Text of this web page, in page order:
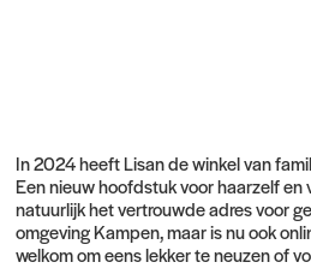
In 2024 heeft Lisan de winkel van
Een nieuw hoofdstuk voor haarzelf en
natuurlijk het vertrouwde adres voor
omgeving Kampen, maar is nu ook
welkom om eens lekker te neuzen of